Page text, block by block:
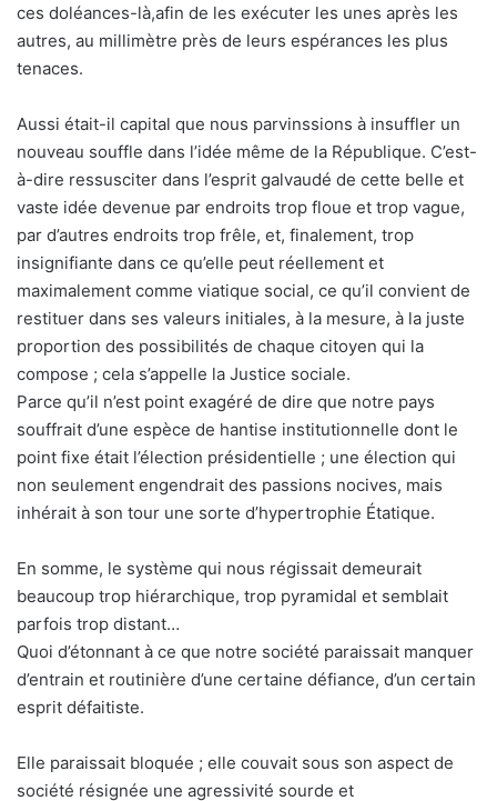
ces doléances-là,afin de les exécuter les unes après les
autres, au millimètre près de leurs espérances les plus
tenaces.
Aussi était-il capital que nous parvinssions à insuffler un
nouveau souffle dans l’idée même de la République. C’est-
à-dire ressusciter dans l’esprit galvaudé de cette belle et
vaste idée devenue par endroits trop floue et trop vague,
par d’autres endroits trop frêle, et, finalement, trop
insignifiante dans ce qu’elle peut réellement et
maximalement comme viatique social, ce qu’il convient de
restituer dans ses valeurs initiales, à la mesure, à la juste
proportion des possibilités de chaque citoyen qui la
compose ; cela s’appelle la Justice sociale.
Parce qu’il n’est point exagéré de dire que notre pays
souffrait d’une espèce de hantise institutionnelle dont le
point fixe était l’élection présidentielle ; une élection qui
non seulement engendrait des passions nocives, mais
inhérait à son tour une sorte d’hypertrophie Étatique.
En somme, le système qui nous régissait demeurait
beaucoup trop hiérarchique, trop pyramidal et semblait
parfois trop distant…
Quoi d’étonnant à ce que notre société paraissait manquer
d’entrain et routinière d’une certaine défiance, d’un certain
esprit défaitiste.
Elle paraissait bloquée ; elle couvait sous son aspect de
société résignée une agressivité sourde et